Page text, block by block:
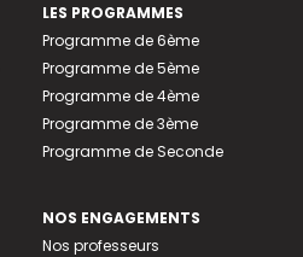
LES PROGRAMMES
Programme de 6ème
Programme de 5ème
Programme de 4ème
Programme de 3ème
Programme de Seconde
NOS ENGAGEMENTS
Nos professeurs